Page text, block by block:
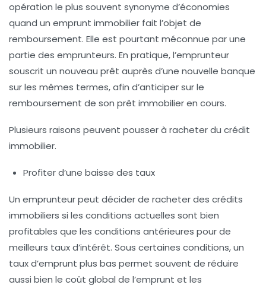
opération le plus souvent synonyme d’économies
quand un emprunt immobilier fait l’objet de
remboursement. Elle est pourtant méconnue par une
partie des emprunteurs. En pratique, l’emprunteur
souscrit un nouveau prêt auprès d’une nouvelle banque
sur les mêmes termes, afin d’anticiper sur le
remboursement de son prêt immobilier en cours.
Plusieurs raisons peuvent pousser à racheter du crédit
immobilier.
Profiter d’une baisse des taux
Un emprunteur peut décider de racheter des crédits
immobiliers si les conditions actuelles sont bien
profitables que les conditions antérieures pour de
meilleurs taux d’intérêt. Sous certaines conditions, un
taux d’emprunt plus bas permet souvent de réduire
aussi bien le coût global de l’emprunt et les